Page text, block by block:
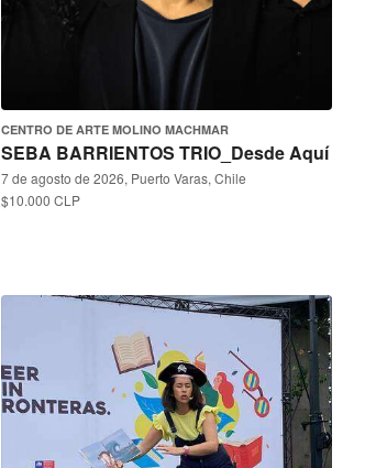
CENTRO DE ARTE MOLINO MACHMAR
SEBA BARRIENTOS TRIO_Desde Aquí
7 de agosto de 2026, Puerto Varas, Chile
$10.000 CLP